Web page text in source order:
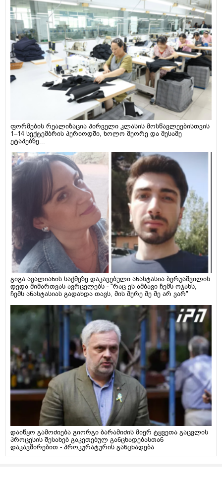
ფორმების რეალიზაცია პირველი კლასის მოსწავლეებისთვის
1–14 სექტემბრის პერიოდში, ხოლო მეორე და მესამე
ეტაპებზე...
გიგა ავალიანის საქმეზე დაკავებული ანასტასია ბერუაშვილის
დედა მიმართვას ავრცელებს - "რაც ეს ამბავი ჩემს ოჯახს,
ჩემს ანასტასიას გადახდა თავს, მის მერე მე მე არ ვარ"
დაიწყო გამოძიება გიორგი ბარამიძის მიერ ტყვეთა გაცვლის
პროცესის შესახებ გაკეთებულ განცხადებასთან
დაკავშირებით - პროკურატურის განცხადება